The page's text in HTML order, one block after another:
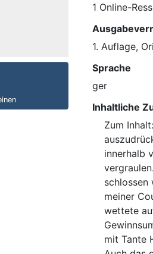
1 Online-
1. Auflage,
Sprache
ger
Inhaltliche
Zum
innerhalb
schlossen
meiner
wettete
mit Tante